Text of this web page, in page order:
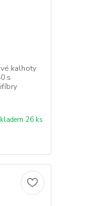
kalhoty
s
26 ks